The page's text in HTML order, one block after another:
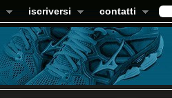
iscriversi contatti